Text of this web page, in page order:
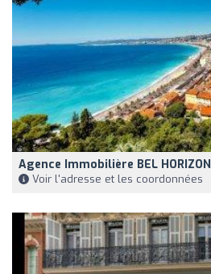
Agence Immobilière BEL HORIZON
Voir l'adresse et les coordonnées